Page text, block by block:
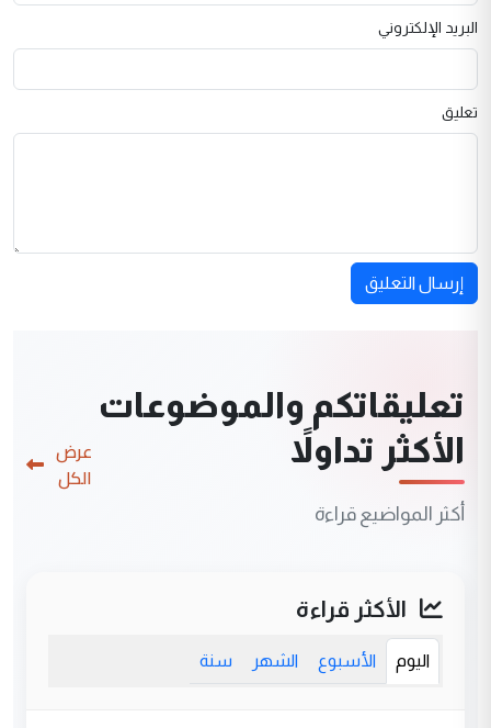
البريد الإلكتروني
تعليق
إرسال التعليق
تعليقاتكم والموضوعات
الأكثر تداولاً
أكثر المواضيع قراءة
عرض
الكل
الأكثر قراءة
اليوم الأسبوع الشهر سنة